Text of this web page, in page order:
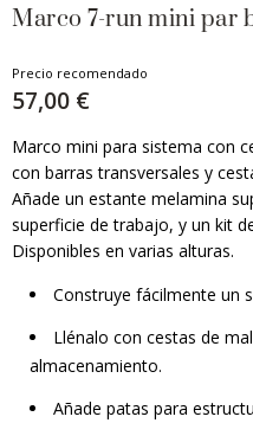
Marco 7-run mini par
Precio recomendado
57,00 €
Marco mini para sistema con
con barras transversales y
Añade un estante melamina
superficie de trabajo, y un kit
Disponibles en varias alturas.
Construye fácilmente un
Llénalo con cestas de
almacenamiento.
Añade patas para